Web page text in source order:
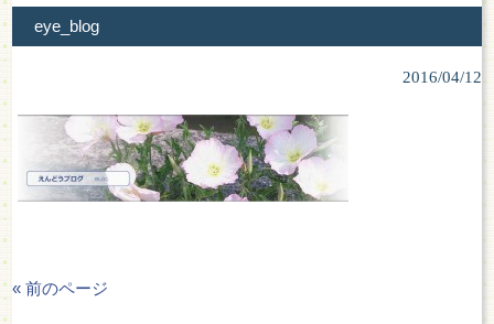
eye_blog
2016/04/12
« 前のページ